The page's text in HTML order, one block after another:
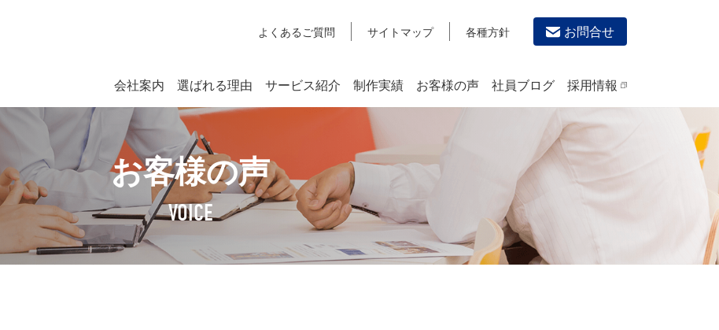
よくあるご質問 サイトマップ 各種方針 お問合せ
会社案内
社長挨拶 企業理念 沿革
選ばれる理由 サービス紹介
システム開発
SYSTEM DEVELOPMENT
Webシステム開発
デザイン作成・印刷サービス
PRINTING
チラシ/フライヤーデザインの制作・印刷
カタログデザインの制作・印刷
冊子/パンフレットのデザイン制作・印刷
学校・会社案内パンフレット制作・印刷
制作実績 お客様の声 社員ブログ 採用情報
お客様の声
VOICE